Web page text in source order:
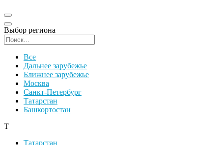
Выбор региона
Все
Дальнее зарубежье
Ближнее зарубежье
Москва
Санкт-Петербург
Татарстан
Башкортостан
Т
Татарстан